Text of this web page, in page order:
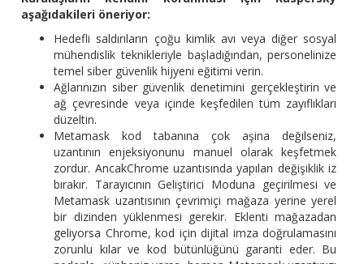
aşağıdakileri öneriyor:
Hedefli saldırıların çoğu kimlik avı veya diğer sosyal
mühendislik teknikleriyle başladığından, personelinize
temel siber güvenlik hijyeni eğitimi verin.
Ağlarınızın siber güvenlik denetimini gerçekleştirin ve
ağ çevresinde veya içinde keşfedilen tüm zayıflıkları
düzeltin.
Metamask kod tabanına çok aşina değilseniz,
uzantının enjeksiyonunu manuel olarak keşfetmek
zordur. AncakChrome uzantısında yapılan değişiklik iz
bırakır. Tarayıcının Geliştirici Moduna geçirilmesi ve
Metamask uzantısının çevrimiçi mağaza yerine yerel
bir dizinden yüklenmesi gerekir. Eklenti mağazadan
geliyorsa Chrome, kod için dijital imza doğrulamasını
zorunlu kılar ve kod bütünlüğünü garanti eder. Bu